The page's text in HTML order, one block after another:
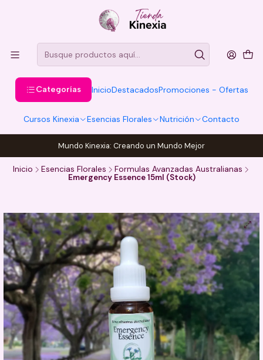
Categorías InicioDestacadosPromociones - Ofertas
Cursos Kinexia Esencias Florales Nutrición Contacto
Mundo Kinexia: Creando un Mundo Mejor
Inicio Esencias Florales
Formulas Avanzadas Australianas
Emergency Essence 15ml (Stock)